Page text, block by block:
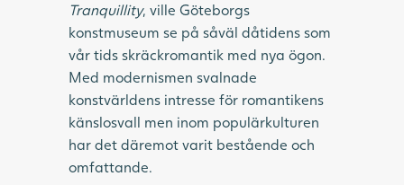
Tranquillity, ville Göteborgs
konstmuseum se på såväl dåtidens som
vår tids skräckromantik med nya ögon.
Med modernismen svalnade
konstvärldens intresse för romantikens
känslosvall men inom populärkulturen
har det däremot varit bestående och
omfattande.